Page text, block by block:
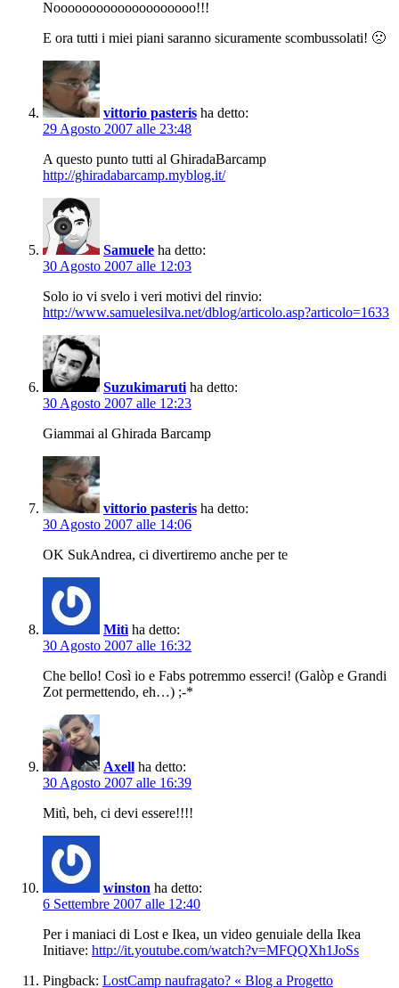
Noooooooooooooooooooo!!!
E ora tutti i miei piani saranno sicuramente scombussolati! 🙁
vittorio pasteris ha detto:
29 Agosto 2007 alle 23:48
A questo punto tutti al GhiradaBarcamp
http://ghiradabarcamp.myblog.it/
Samuele ha detto:
30 Agosto 2007 alle 12:03
Solo io vi svelo i veri motivi del rinvio:
http://www.samuelesilva.net/dblog/articolo.asp?articolo=1633
Suzukimaruti ha detto:
30 Agosto 2007 alle 12:23
Giammai al Ghirada Barcamp
vittorio pasteris ha detto:
30 Agosto 2007 alle 14:06
OK SukAndrea, ci divertiremo anche per te
Mitì ha detto:
30 Agosto 2007 alle 16:32
Che bello! Così io e Fabs potremmo esserci! (Galòp e Grandi
Zot permettendo, eh…) ;-*
Axell ha detto:
30 Agosto 2007 alle 16:39
Mitì, beh, ci devi essere!!!!
winston ha detto:
6 Settembre 2007 alle 12:40
Per i maniaci di Lost e Ikea, un video genuiale della Ikea
Initiave: http://it.youtube.com/watch?v=MFQQXh1JoSs
Pingback: LostCamp naufragato? « Blog a Progetto